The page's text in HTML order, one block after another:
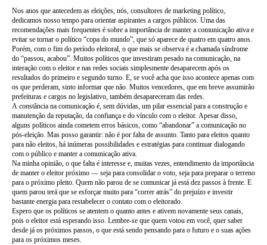
Nos anos que antecedem as eleições, nós, consultores de marketing político,
dedicamos nosso tempo para orientar aspirantes a cargos públicos. Uma das
recomendações mais frequentes é sobre a importância de manter a comunicação ativa e
evitar se tornar o político “copa do mundo”, que só aparece de quatro em quatro anos.
Porém, com o fim do período eleitoral, o que mais se observa é a chamada síndrome
do “passou, acabou”. Muitos políticos que investiram pesado ​​na comunicação, na
interação com o eleitor e nas redes sociais simplesmente desaparecem após os
resultados do primeiro e segundo turno. E, se você acha que isso acontece apenas com
os que perderam, sinto informar que não. Muitos vencedores, que em breve assumirão
prefeituras e cargos no legislativo, também desapareceram das redes.
A constância na comunicação é, sem dúvidas, um pilar essencial para a construção e
manutenção da reputação, da confiança e do vínculo com o eleitor. Apesar disso,
alguns políticos ainda cometem erros básicos, como “abandonar” a comunicação no
pós-eleição. Mas posso garantir: não é por falta de assunto. Tanto para eleitos quanto
para não eleitos, há inúmeras possibilidades e estratégias para continuar dialogando
com o público e manter a comunicação ativa.
Na minha opinião, o que falta é interesse e, muitas vezes, entendimento da importância
de manter o eleitor próximo — seja para consolidar o voto, seja para preparar o terreno
para o próximo pleito. Quem não parou de se comunicar já está dez passos à frente. E
quem parou terá que se esforçar muito para “correr atrás” do prejuízo e investir
bastante energia para restabelecer o contato com o eleitorado.
Espero que os políticos se atentem o quanto antes e ativem novamente seus canais,
pois o eleitor está esperando isso. Lembre-se que quem votou em você, quer saber
desde já os próximos passos, o que está sendo pensando para o futuro e o suas ações
para os próximos meses.